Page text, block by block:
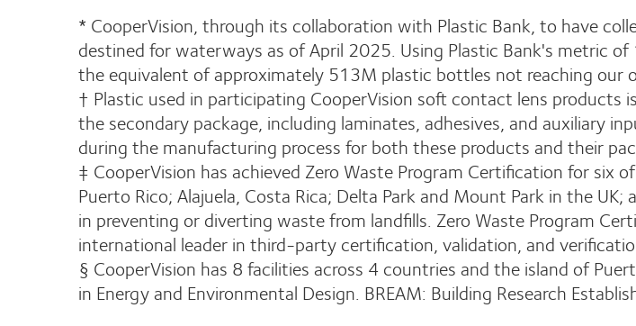
* CooperVision, through its collaboration with Plastic Bank, to have
destined for waterways as of April 2025. Using Plastic Bank's metric
the equivalent of approximately 513M plastic bottles not reaching our
† Plastic used in participating CooperVision soft contact lens
the secondary package, including laminates, adhesives, and auxiliary
during the manufacturing process for both these products and their
‡ CooperVision has achieved Zero Waste Program Certification for
Puerto Rico; Alajuela, Costa Rica; Delta Park and Mount Park in the
in preventing or diverting waste from landfills. Zero Waste Program
international leader in third-party certification, validation, and
§ CooperVision has 8 facilities across 4 countries and the island of
in Energy and Environmental Design. BREAM: Building Research